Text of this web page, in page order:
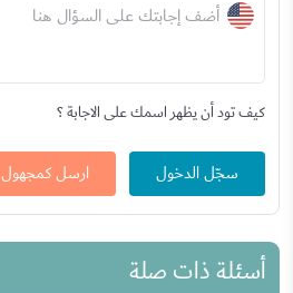
أضف إجابتك على السؤال هنا
كيف تود أن يظهر اسمك على الاجابة ؟
سجّل الدخول ارسل كمجهول
أسئلة ذات صلة